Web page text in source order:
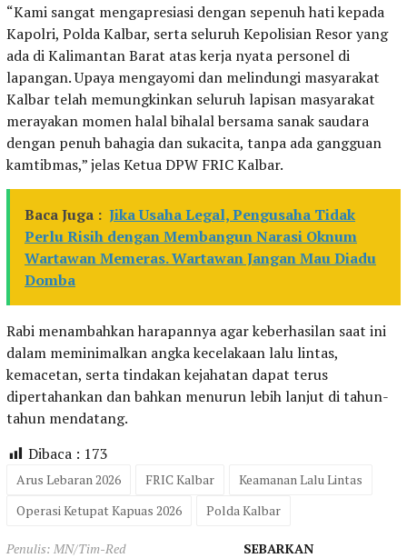
“Kami sangat mengapresiasi dengan sepenuh hati kepada
Kapolri, Polda Kalbar, serta seluruh Kepolisian Resor yang
ada di Kalimantan Barat atas kerja nyata personel di
lapangan. Upaya mengayomi dan melindungi masyarakat
Kalbar telah memungkinkan seluruh lapisan masyarakat
merayakan momen halal bihalal bersama sanak saudara
dengan penuh bahagia dan sukacita, tanpa ada gangguan
kamtibmas,” jelas Ketua DPW FRIC Kalbar.
Baca Juga : Jika Usaha Legal, Pengusaha Tidak
Perlu Risih dengan Membangun Narasi Oknum
Wartawan Memeras. Wartawan Jangan Mau Diadu
Domba
Rabi menambahkan harapannya agar keberhasilan saat ini
dalam meminimalkan angka kecelakaan lalu lintas,
kemacetan, serta tindakan kejahatan dapat terus
dipertahankan dan bahkan menurun lebih lanjut di tahun-
tahun mendatang.
Dibaca : 173
Arus Lebaran 2026 FRIC Kalbar
Keamanan Lalu Lintas
Operasi Ketupat Kapuas 2026
Polda Kalbar
Penulis: MN/Tim-Red SEBARKAN